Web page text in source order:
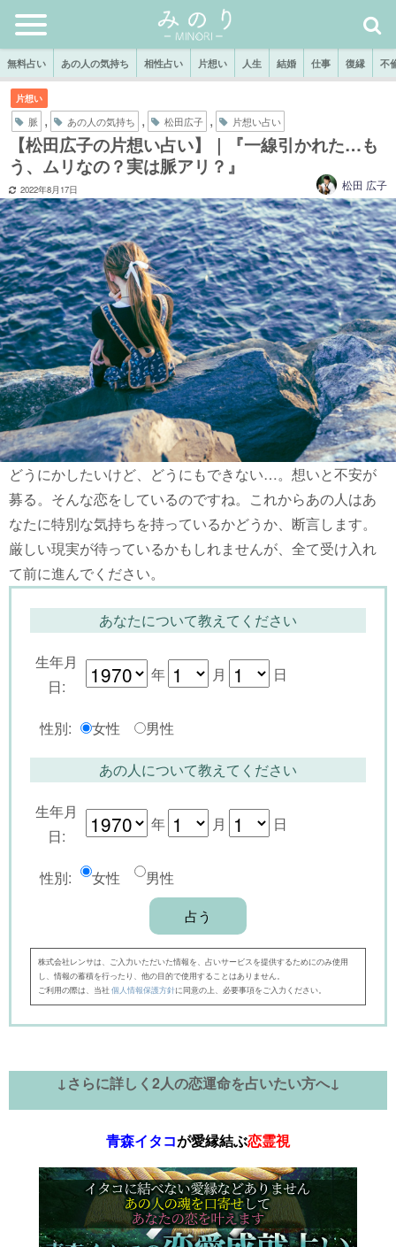
無料占い あの人の気持ち 相性占い 片想い 人生 結婚 仕事 復縁 不
片想い
脈 , あの人の気持ち , 松田広子 , 片想い占い
【松田広子の片想い占い】｜『一線引かれた…も
う、ムリなの？実は脈アリ？』
2022年8月17日 松田 広子
どうにかしたいけど、どうにもできない…。想いと不安が
募る。そんな恋をしているのですね。これからあの人はあ
なたに特別な気持ちを持っているかどうか、断言します。
厳しい現実が待っているかもしれませんが、全て受け入れ
て前に進んでください。
あなたについて教えてください
生年月
日:
年 月 日
性別: 女性 男性
あの人について教えてください
生年月
日:
年 月 日
性別: 女性 男性
株式会社レンサは、ご入力いただいた情報を、占いサービスを提供するためにのみ使用
し、情報の蓄積を行ったり、他の目的で使用することはありません。
ご利用の際は、当社 個人情報保護方針に同意の上、必要事項をご入力ください。
↓さらに詳しく2人の恋運命を占いたい方へ↓
青森イタコが愛縁結ぶ恋霊視